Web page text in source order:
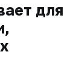
для